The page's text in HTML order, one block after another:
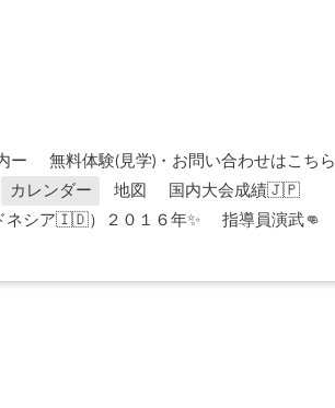
ー
無料体験(見学)・お問い合わせはこちら
カレンダー 地図
国内大会成績🇯🇵
ネシア🇮🇩）２０１６年✨
指導員演武👊